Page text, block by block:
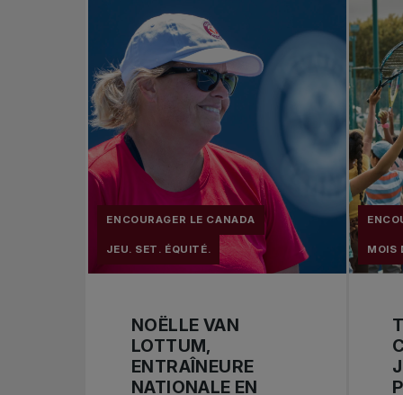
ENCOURAGER LE CANADA
JEU. SET. ÉQUITÉ.
NOËLLE VAN
LOTTUM,
ENTRAÎNEURE
NATIONALE EN
MOIS